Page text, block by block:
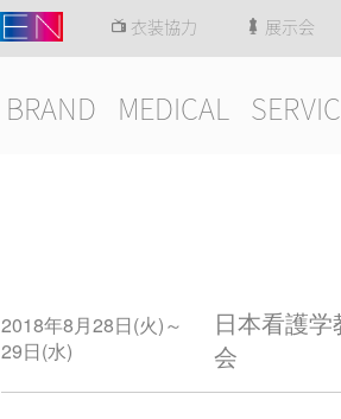
衣装協力 展示会
BRAND MEDICAL
2018年8月28日(火)～
29日(水)
日本看護
会